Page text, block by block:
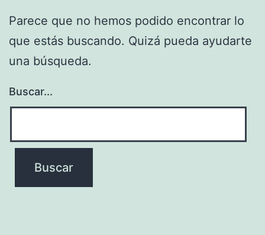
Parece que no hemos podido encontrar lo
que estás buscando. Quizá pueda ayudarte
una búsqueda.
Buscar...